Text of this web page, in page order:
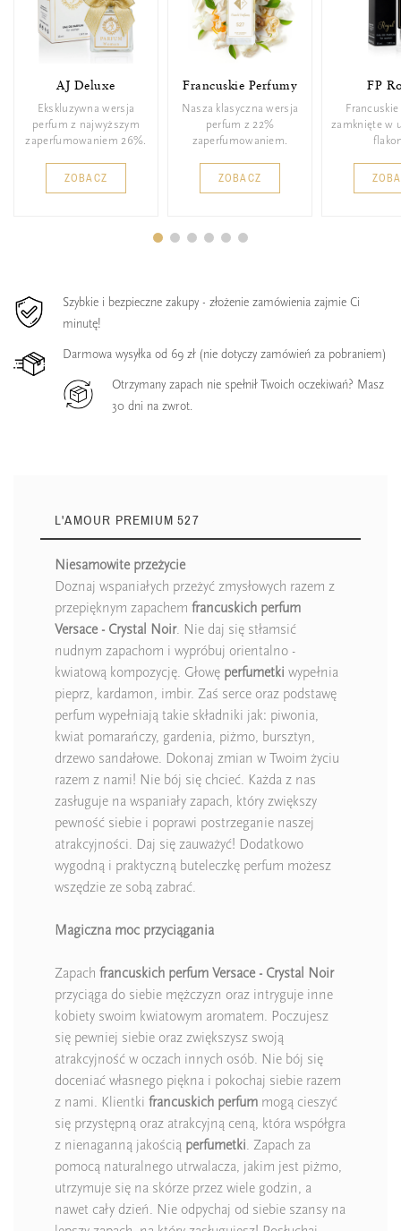
AJ Deluxe
Ekskluzywna wersja
perfum z najwyższym
zaperfumowaniem 26%.
ZOBACZ
Francuskie Perfumy
Nasza klasyczna wersja
perfum z 22%
zaperfumowaniem.
ZOBACZ
FP
zamknięte w
Szybkie i bezpieczne zakupy - złożenie zamówienia zajmie Ci
minutę!
Darmowa wysyłka od 69 zł (nie dotyczy zamówień za pobraniem)
Otrzymany zapach nie spełnił Twoich oczekiwań? Masz
30 dni na zwrot.
L'AMOUR PREMIUM 527
Niesamowite przeżycie
Doznaj wspaniałych przeżyć zmysłowych razem z
przepięknym zapachem francuskich perfum
Versace - Crystal Noir. Nie daj się stłamsić
nudnym zapachom i wypróbuj orientalno -
kwiatową kompozycję. Głowę perfumetki wypełnia
pieprz, kardamon, imbir. Zaś serce oraz podstawę
perfum wypełniają takie składniki jak: piwonia,
kwiat pomarańczy, gardenia, piżmo, bursztyn,
drzewo sandałowe. Dokonaj zmian w Twoim życiu
razem z nami! Nie bój się chcieć. Każda z nas
zasługuje na wspaniały zapach, który zwiększy
pewność siebie i poprawi postrzeganie naszej
atrakcyjności. Daj się zauważyć! Dodatkowo
wygodną i praktyczną buteleczkę perfum możesz
wszędzie ze sobą zabrać.
Magiczna moc przyciągania
Zapach francuskich perfum Versace - Crystal Noir
przyciąga do siebie mężczyzn oraz intryguje inne
kobiety swoim kwiatowym aromatem. Poczujesz
się pewniej siebie oraz zwiększysz swoją
atrakcyjność w oczach innych osób. Nie bój się
doceniać własnego piękna i pokochaj siebie razem
z nami. Klientki francuskich perfum mogą cieszyć
się przystępną oraz atrakcyjną ceną, która współgra
z nienaganną jakością perfumetki . Zapach za
pomocą naturalnego utrwalacza, jakim jest piżmo,
utrzymuje się na skórze przez wiele godzin, a
nawet cały dzień. Nie odpychaj od siebie szansy na